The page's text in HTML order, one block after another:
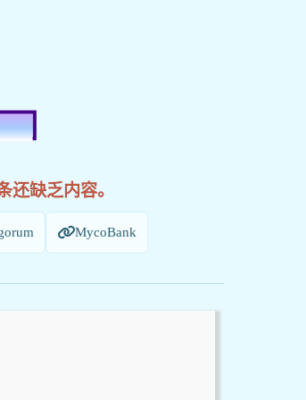
还缺乏内容。
MycoBank